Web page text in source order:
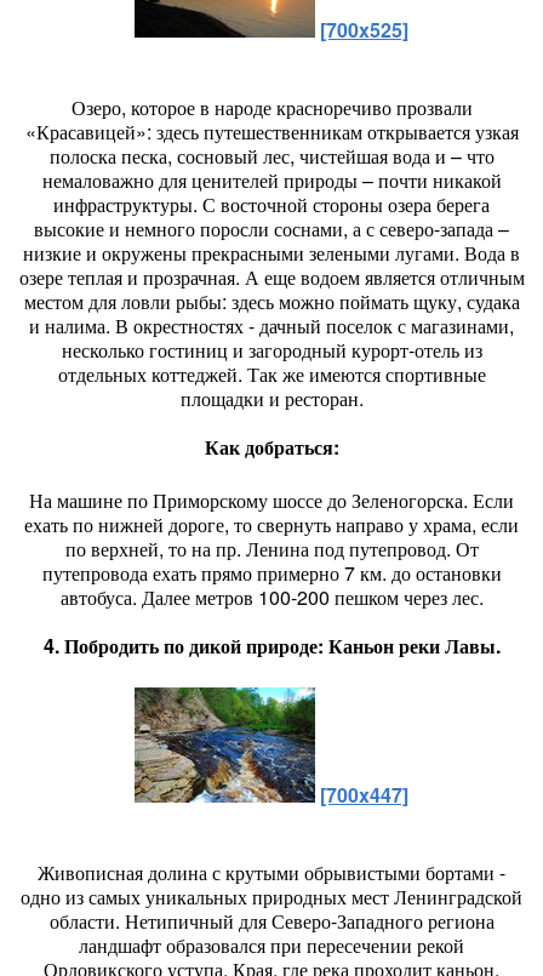
[700x525]
Озеро, которое в народе красноречиво прозвали
«Красавицей»: здесь путешественникам открывается узкая
полоска песка, сосновый лес, чистейшая вода и – что
немаловажно для ценителей природы – почти никакой
инфраструктуры. С восточной стороны озера берега
высокие и немного поросли соснами, а с северо-запада –
низкие и окружены прекрасными зелеными лугами. Вода в
озере теплая и прозрачная. А еще водоем является отличным
местом для ловли рыбы: здесь можно поймать щуку, судака
и налима. В окрестностях - дачный поселок с магазинами,
несколько гостиниц и загородный курорт-отель из
отдельных коттеджей. Так же имеются спортивные
площадки и ресторан.
Как добраться:
На машине по Приморскому шоссе до Зеленогорска. Если
ехать по нижней дороге, то свернуть направо у храма, если
по верхней, то на пр. Ленина под путепровод. От
путепровода ехать прямо примерно 7 км. до остановки
автобуса. Далее метров 100-200 пешком через лес.
4. Побродить по дикой природе: Каньон реки Лавы.
[700x447]
Живописная долина с крутыми обрывистыми бортами -
одно из самых уникальных природных мест Ленинградской
области. Нетипичный для Северо-Западного региона
ландшафт образовался при пересечении рекой
Ордовикского уступа. Края, где река проходит каньон,